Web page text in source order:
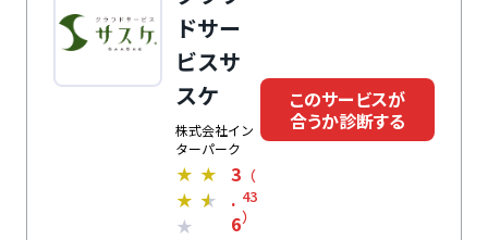
ドサー
ビスサ
スケ
株式会社イン
ターパーク
★ ★
★ ★
★
3
.
6
（
43
）
このサービスが
合うか診断する